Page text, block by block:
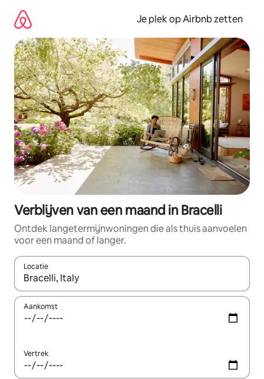
direct
naar
inhoud
Je plek op Airbnb zetten
Verblijven van een maand in Bracelli
Ontdek langetermijnwoningen die als thuis aanvoelen
voor een maand of langer.
Locatie
Wanneer er resultaten beschikbaar zijn, maak je een keuze
Aankomst
Vertrek